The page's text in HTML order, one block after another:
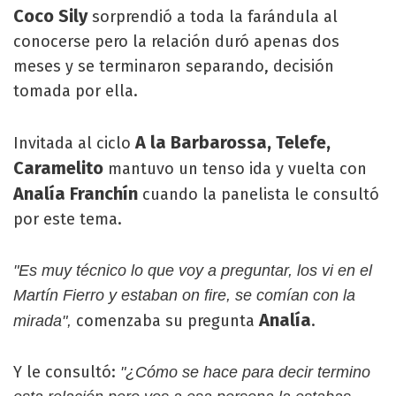
Coco Silysorprendió a toda la farándula al
conocerse pero la relación duró apenas dos
meses y se terminaron separando, decisión
tomada por ella.
Invitada al cicloA la Barbarossa, Telefe,
Caramelito mantuvo un tenso ida y vuelta con
Analía Franchín cuando la panelista le consultó
por este tema.
"Es muy técnico lo que voy a preguntar, los vi en el
Martín Fierro y estaban on fire, se comían con la
mirada", comenzaba su preguntaAnalía.
Y le consultó: "¿Cómo se hace para decir termino